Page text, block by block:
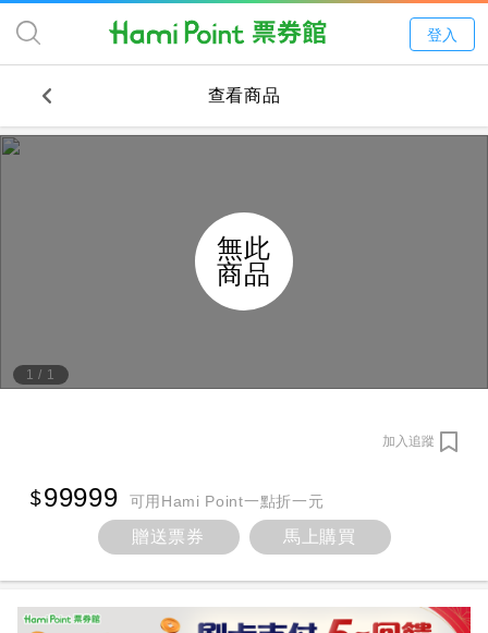
登入
查看商品
1 / 1
無此
商品
加入追蹤
99999 可用Hami Point一點折一元
贈送票券 馬上購買